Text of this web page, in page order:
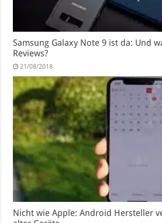
Samsung Galaxy Note 9 ist da: Und
Reviews?
21/08/2018
Nicht wie Apple: Android Hersteller